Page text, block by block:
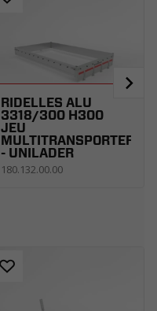
RIDELLES ALU
3318/300 H300
JEU
MULTITRANSPORTER
- UNILADER
180.132.00.00